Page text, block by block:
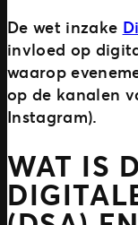
De wet inzake
invloed op
waarop
op de kanalen
Instagram).
WAT IS